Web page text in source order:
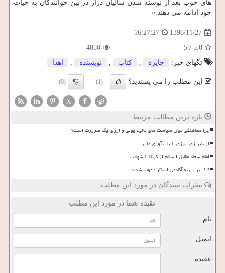
های خوب بعد از نوشته شدن سالیان دراز در بین خوانندگان به حیات
خود ادامه می دهند.»
1396/11/27
16:27:27
5.0
/
5
4850
تگهای خبر:
جایزه , كتاب , نویسنده , اهدا
این مطلب را می پسندید؟ (1)
(0)
X
تازه ترین مطالب مرتبط
چرا هماهنگی میان سیاست های مالی، پولی و ارزی یک ضرورت است؟
از ناترازی انرژی تا تاب آوری ملی
امام سجاد مقابل السلام از کربلا تا شهادت
12 ایرانی به آکادمی اسکار دعوت شدند
نظرات بینندگان در مورد این مطلب
عقیده شما در مورد این مطلب
نام:
ایمیل:
عقیده: